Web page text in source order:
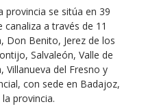
provincia se sitúa en 39
a través de 11
Don Benito, Jerez de los
Salvaleón, Valle de
Villanueva del Fresno y
con sede en Badajoz,
provincia.